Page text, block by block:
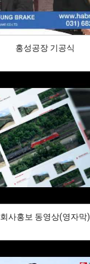
홍성공장 기공식
회사홍보 동영상(영자막)